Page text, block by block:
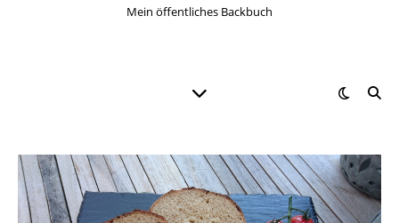
Mein öffentliches Backbuch